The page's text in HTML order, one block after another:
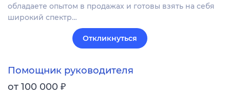
обладаете опытом в продажах и готовы взять на себя
широкий спектр…
Откликнуться
Помощник руководителя
от 100 000 ₽